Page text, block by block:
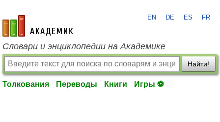
academic.ru
EN DE ES FR
Словари и энциклопедии на Академике
Найти!
Толкования Переводы Книги Игры ⚽